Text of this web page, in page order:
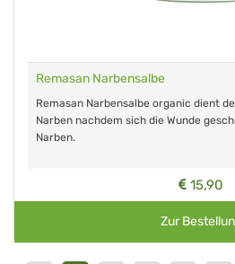
Remasan Narbensalbe
Remasan Narbensalbe organic dient
Narben nachdem sich die Wunde
Narben.
15,90
Zur